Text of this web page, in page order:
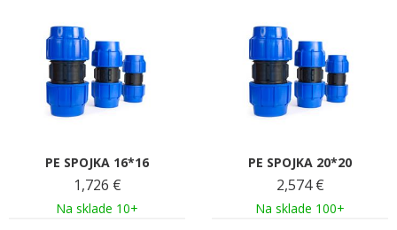
PE SPOJKA 16*16
1,726 €
Na sklade 10+
PE SPOJKA 20*20
2,574 €
Na sklade 100+